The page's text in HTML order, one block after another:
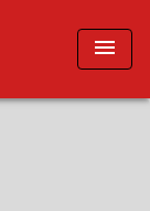
menu